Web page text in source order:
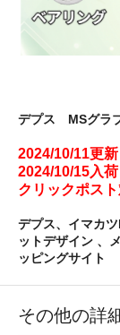
デプス MSグラ
2024/10/11更新
2024/10/15入荷
クリックポス
デプス、イマカ
ットデザイン 、
ッピングサイト
その他の詳